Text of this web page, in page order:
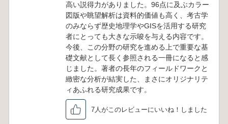
高い説得力がありました。96点に及ぶカラー
図版や眺望解析は資料的価値も高く、考古学
のみならず歴史地理学やGISを活用する研究
者にとっても大きな示唆を与える内容です。
今後、この分野の研究を進める上で重要な基
礎文献として長く参照される一冊になると感
じました。著者の長年のフィールドワークと
緻密な分析が結実した、まさにオリジナリテ
ィあふれる研究成果です。
7人がこのレビューにいいね！しました